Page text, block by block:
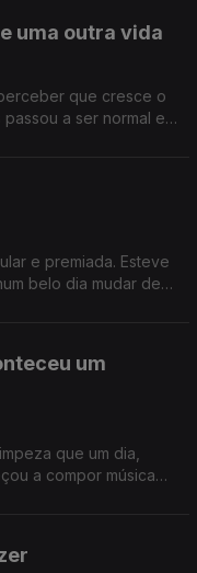
uma outra vida
que cresce o
a ser normal e
e premiada. Esteve
belo dia mudar de
um
que um dia,
a compor música